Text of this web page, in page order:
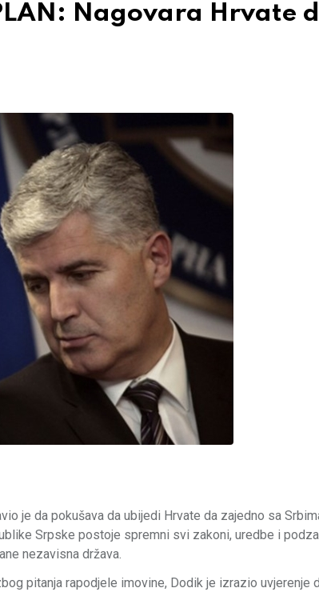
Nagovara Hrvate
je da pokušava da ubijedi Hrvate da zajedno sa
Srpske postoje spremni svi zakoni, uredbe i
nezavisna država.
pitanja rapodjele imovine, Dodik je izrazio uvjerenje